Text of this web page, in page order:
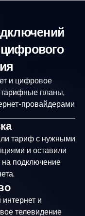
цифрового
и цифровое
тарифные планы,
провайдерами
тариф с нужными
и оставили
на подключение
и
телевидение